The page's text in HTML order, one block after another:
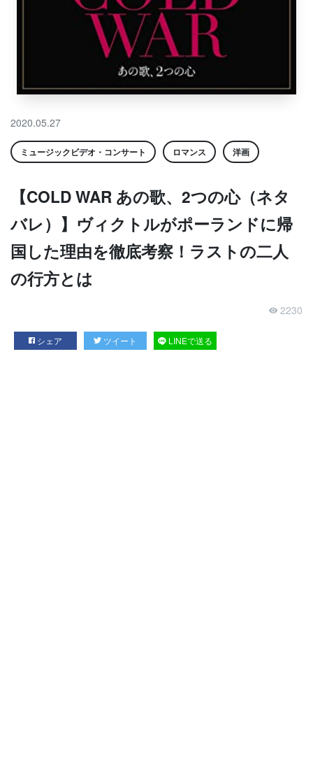
2020.05.27
ミュージックビデオ・コンサート ロマンス 洋画
【COLD WAR あの歌、2つの心（ネタ
バレ）】ヴィクトルがポーランドに帰
国した理由を徹底考察！ラストの二人
の行方とは
2230
シェア ツイート LINEで送る